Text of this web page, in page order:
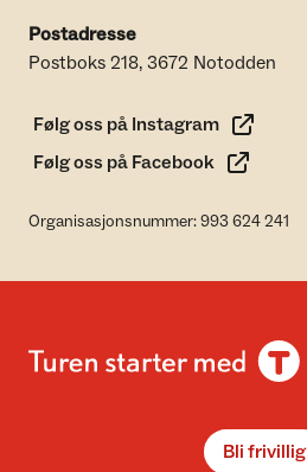
Postadresse
Postboks 218, 3672 Notodden
Følg oss på Instagram
Følg oss på Facebook
Organisasjonsnummer: 993 624 241
Bli frivillig